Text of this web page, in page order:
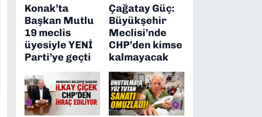
Konak’ta
Başkan Mutlu
19 meclis
üyesiyle YENİ
Parti’ye geçti
Çağatay Güç:
Büyükşehir
Meclisi’nde
CHP’den kimse
kalmayacak